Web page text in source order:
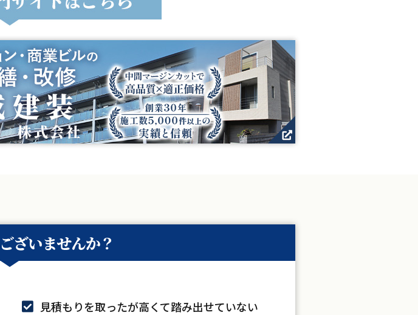
見積もりを取ったが高くて踏み出せていない